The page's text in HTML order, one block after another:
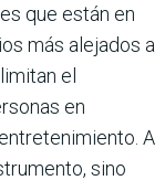
que están en
más alejados a
el
en
A
sino